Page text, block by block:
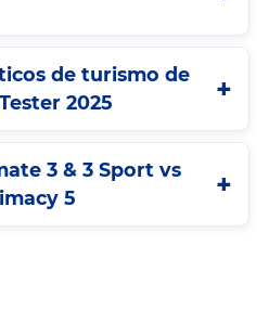
de turismo de
2025
3 & 3 Sport vs
5